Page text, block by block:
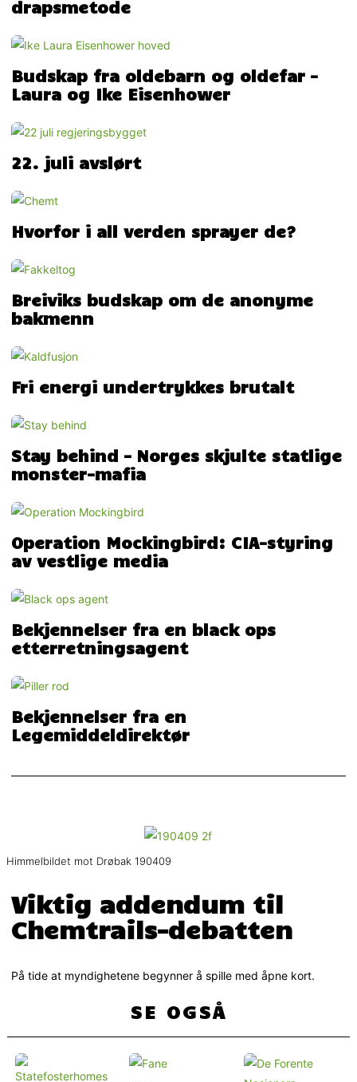
drapsmetode
Budskap fra oldebarn og oldefar –
Laura og Ike Eisenhower
22. juli avslørt
Hvorfor i all verden sprayer de?
Breiviks budskap om de anonyme
bakmenn
Fri energi undertrykkes brutalt
Stay behind – Norges skjulte statlige
monster-mafia
Operation Mockingbird: CIA-styring
av vestlige media
Bekjennelser fra en black ops
etterretningsagent
Bekjennelser fra en
Legemiddeldirektør
Himmelbildet mot Drøbak 190409
Viktig addendum til
Chemtrails-debatten
På tide at myndighetene begynner å spille med åpne kort.
SE OGSÅ